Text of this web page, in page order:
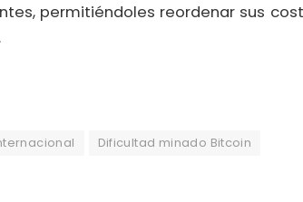
permitiéndoles reordenar sus
Dificultad minado Bitcoin